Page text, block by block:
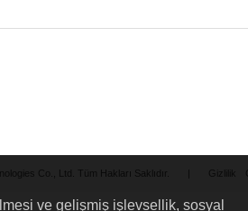
Co., Ltd. Tüm Hakları Saklıdır. Gizlilik
ve gelişmiş işlevsellik, sosyal